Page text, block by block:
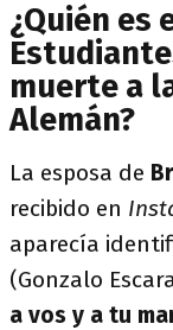
¿Quién es
muerte a
Alemán?
La esposa de
recibido en
aparecía
(Gonzalo
a vos y a tu